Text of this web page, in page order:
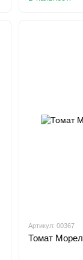
Артикул: 00367
Томат